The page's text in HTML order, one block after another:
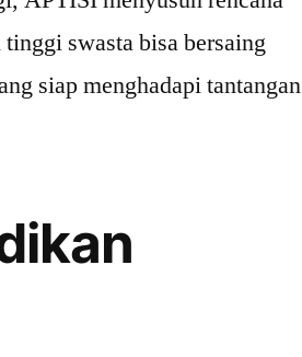
swasta bisa bersaing
siap menghadapi tantangan